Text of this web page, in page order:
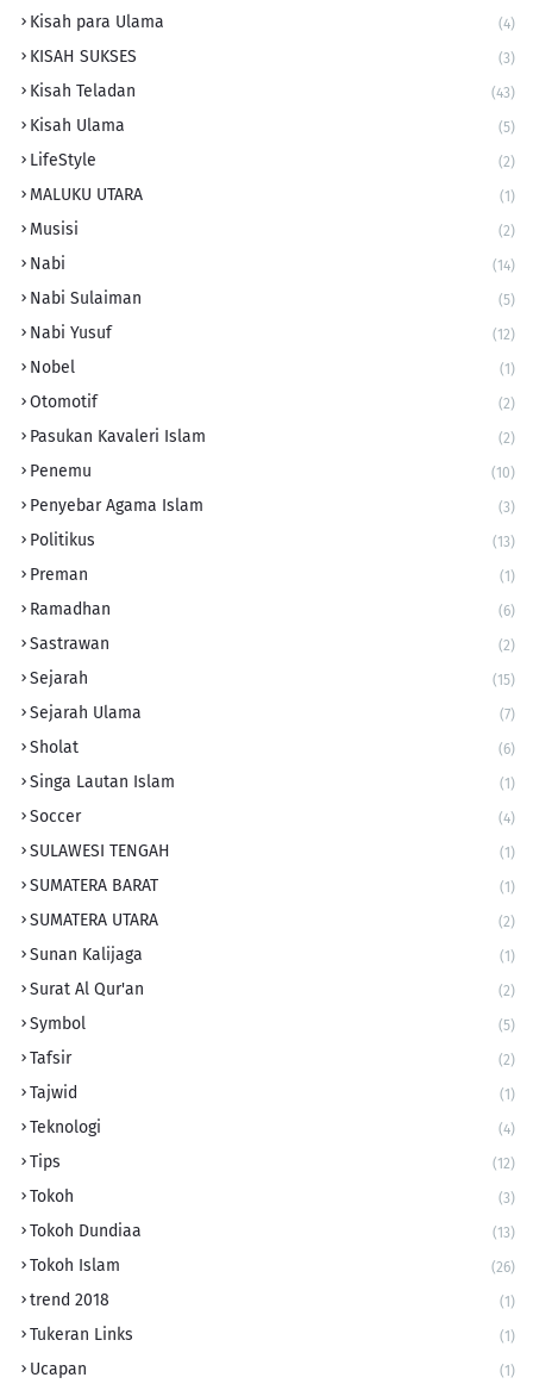
Kisah para Ulama (4)
KISAH SUKSES (3)
Kisah Teladan (43)
Kisah Ulama (5)
LifeStyle (2)
MALUKU UTARA (1)
Musisi (2)
Nabi (14)
Nabi Sulaiman (5)
Nabi Yusuf (12)
Nobel (1)
Otomotif (2)
Pasukan Kavaleri Islam (2)
Penemu (10)
Penyebar Agama Islam (3)
Politikus (13)
Preman (1)
Ramadhan (6)
Sastrawan (2)
Sejarah (15)
Sejarah Ulama (7)
Sholat (6)
Singa Lautan Islam (1)
Soccer (4)
SULAWESI TENGAH (1)
SUMATERA BARAT (1)
SUMATERA UTARA (2)
Sunan Kalijaga (1)
Surat Al Qur'an (2)
Symbol (5)
Tafsir (2)
Tajwid (1)
Teknologi (4)
Tips (12)
Tokoh (3)
Tokoh Dundiaa (13)
Tokoh Islam (26)
trend 2018 (1)
Tukeran Links (1)
Ucapan (1)